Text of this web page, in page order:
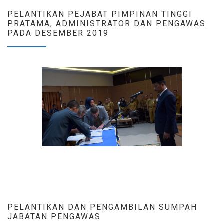
PELANTIKAN PEJABAT PIMPINAN TINGGI
PRATAMA, ADMINISTRATOR DAN PENGAWAS
PADA DESEMBER 2019
PELANTIKAN DAN PENGAMBILAN SUMPAH
JABATAN PENGAWAS